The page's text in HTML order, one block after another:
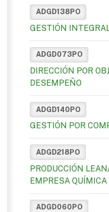
ADGD138PO
GESTIÓN
ADGD073PO
DIRECCIÓN POR
DESEMPEÑO
ADGD140PO
GESTIÓN POR
ADGD218PO
PRODUCCIÓN
EMPRESA QUÍMICA
ADGD060PO